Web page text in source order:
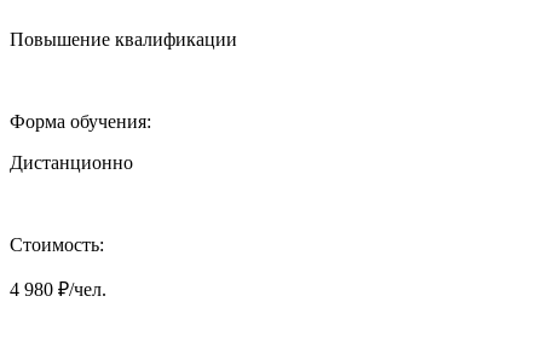
Повышение квалификации
Форма обучения:
Дистанционно
Стоимость:
4 980 ₽/чел.